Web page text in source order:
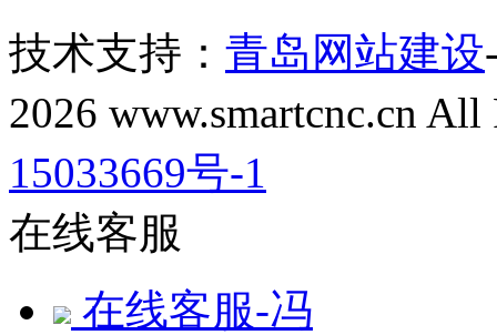
技术支持： 青岛网站建设
2026 www.smartcnc.cn
15033669号-1
在线客服
在线客服-冯